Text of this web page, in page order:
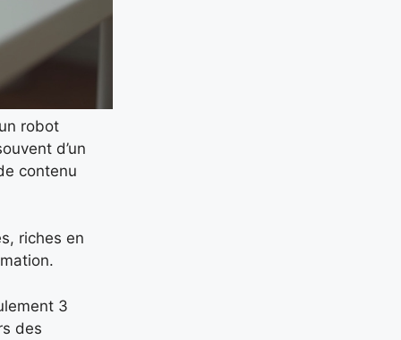
robot
d’un
contenu
riches en
3
des